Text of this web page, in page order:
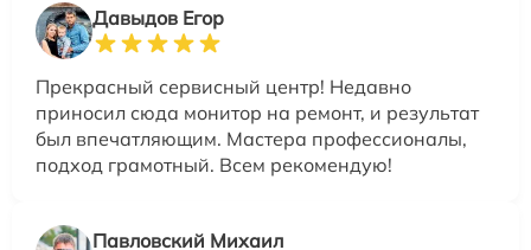
Давыдов Егор
Прекрасный сервисный центр! Недавно
приносил сюда монитор на ремонт, и результат
был впечатляющим. Мастера профессионалы,
подход грамотный. Всем рекомендую!
Павловский Михаил